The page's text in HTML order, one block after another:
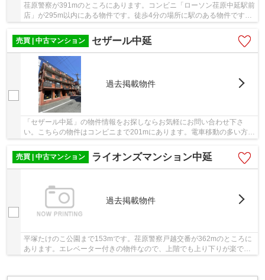
荏原警察が391mのところにあります。コンビニ「ローソン荏原中延駅前
店」が295m以内にある物件です。徒歩4分の場所に駅のある物件です。
売買 | 中古マンション
セザール中延
過去掲載物件
「セザール中延」の物件情報をお探しならお気軽にお問い合わせ下さ
い。こちらの物件はコンビニまで201mにあります。電車移動の多い方に
は、駅から徒歩3分の物件がおすすめです。築37年...
売買 | 中古マンション
ライオンズマンション中延
過去掲載物件
平塚たけのこ公園まで153mです。荏原警察戸越交番が362mのところに
あります。エレベーター付きの物件なので、上階でも上り下りが楽で